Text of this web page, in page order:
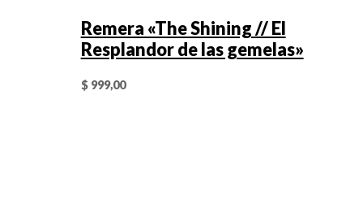
Remera «The Shining // El
Resplandor de las gemelas»
$999,00